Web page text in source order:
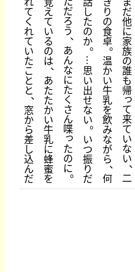
だ
他
に
家
族
の
誰
も
帰
っ
て
来
て
い
な
い、
二
り
の
食
卓。
温
か
い
牛
乳
を
飲
み
な
が
ら、
何
し
た
の
か。
…
思
い
出
せ
な
い。
い
つ
振
り
だ
だ
ろ
う、
あ
ん
な
に
た
く
さ
ん
喋
っ
た
の
に。
え
て
い
る
の
は、
あ
た
た
か
い
牛
乳
に
蜂
蜜
を
て
く
れ
て
い
た
こ
と
と、
窓
か
ら
差
し
込
ん
だ